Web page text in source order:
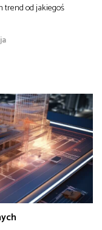
trend od jakiegoś